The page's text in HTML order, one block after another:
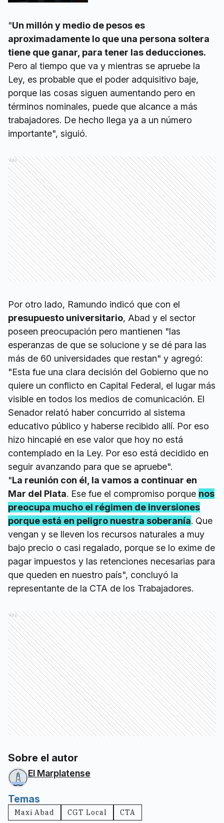
"Un millón y medio de pesos es
aproximadamente lo que una persona soltera
tiene que ganar, para tener las deducciones.
Pero al tiempo que va y mientras se apruebe la
Ley, es probable que el poder adquisitivo baje,
porque las cosas siguen aumentando pero en
términos nominales, puede que alcance a más
trabajadores. De hecho llega ya a un número
importante", siguió.
Ads
Por otro lado, Ramundo indicó que con el
presupuesto universitario, Abad y el sector
poseen preocupación pero mantienen "las
esperanzas de que se solucione y se dé para las
más de 60 universidades que restan" y agregó:
"Esta fue una clara decisión del Gobierno que no
quiere un conflicto en Capital Federal, el lugar más
visible en todos los medios de comunicación. El
Senador relató haber concurrido al sistema
educativo público y haberse recibido allí. Por eso
hizo hincapié en ese valor que hoy no está
contemplado en la Ley. Por eso está decidido en
seguir avanzando para que se apruebe".
"La reunión con él, la vamos a continuar en
Mar del Plata. Ese fue el compromiso porque nos
preocupa mucho el régimen de inversiones
porque está en peligro nuestra soberanía. Que
vengan y se lleven los recursos naturales a muy
bajo precio o casi regalado, porque se lo exime de
pagar impuestos y las retenciones necesarias para
que queden en nuestro país", concluyó la
representante de la CTA de los Trabajadores.
Ads
Sobre el autor
El Marplatense
Temas
Maxi Abad CGT Local CTA